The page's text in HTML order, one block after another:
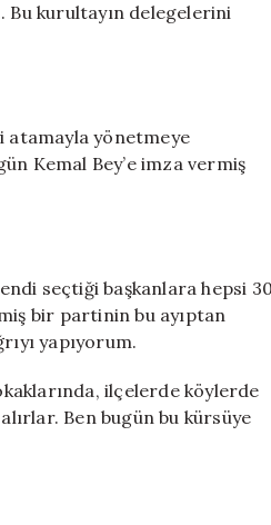
Bu kurultayın delegelerini
atamayla yönetmeye
Kemal Bey’e imza vermiş
seçtiği başkanlara hepsi
bir partinin bu ayıptan
yapıyorum.
ilçelerde köylerde
Ben bugün bu kürsüye